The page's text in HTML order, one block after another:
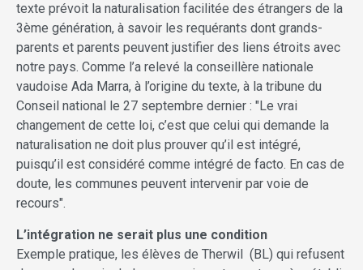
texte prévoit la naturalisation facilitée des étrangers de la
3ème génération, à savoir les requérants dont grands-
parents et parents peuvent justifier des liens étroits avec
notre pays. Comme l’a relevé la conseillère nationale
vaudoise Ada Marra, à l’origine du texte, à la tribune du
Conseil national le 27 septembre dernier : "Le vrai
changement de cette loi, c’est que celui qui demande la
naturalisation ne doit plus prouver qu’il est intégré,
puisqu’il est considéré comme intégré de facto. En cas de
doute, les communes peuvent intervenir par voie de
recours".
L’intégration ne serait plus une condition
Exemple pratique, les élèves de Therwil (BL) qui refusent